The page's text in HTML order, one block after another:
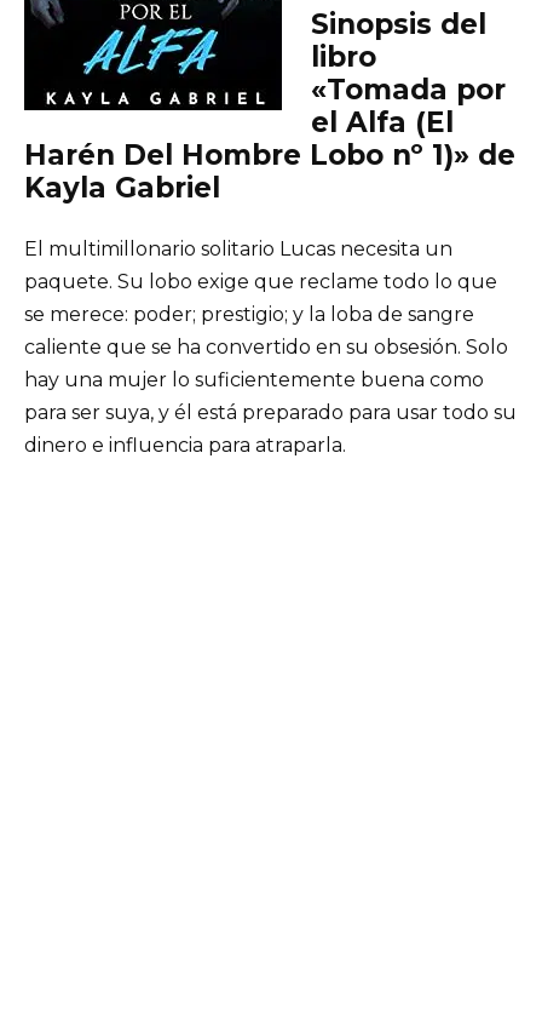
Sinopsis del
libro
«Tomada por
el Alfa (El
Harén Del Hombre Lobo nº 1)» de
Kayla Gabriel
El multimillonario solitario Lucas necesita un
paquete. Su lobo exige que reclame todo lo que
se merece: poder; prestigio; y la loba de sangre
caliente que se ha convertido en su obsesión. Solo
hay una mujer lo suficientemente buena como
para ser suya, y él está preparado para usar todo su
dinero e influencia para atraparla.